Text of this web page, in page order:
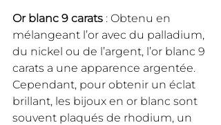
Or blanc 9 carats : Obtenu en
mélangeant l’or avec du palladium,
du nickel ou de l’argent, l’or blanc 9
carats a une apparence argentée.
Cependant, pour obtenir un éclat
brillant, les bijoux en or blanc sont
souvent plaqués de rhodium, un